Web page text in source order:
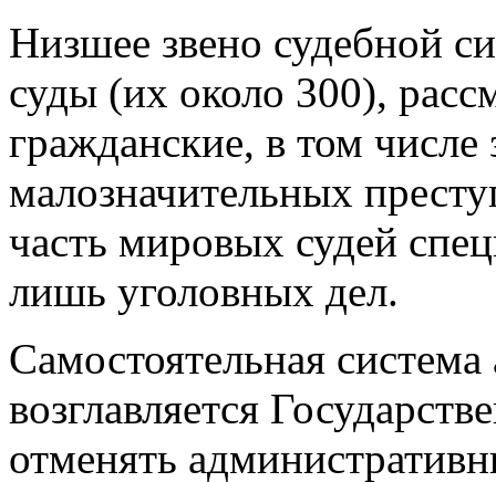
Низшее звено судебной
суды (их около 300),
гражданские, в том
малозначительных
часть мировых судей
лишь уголовных дел.
Самостоятельная
возглавляется
отменять